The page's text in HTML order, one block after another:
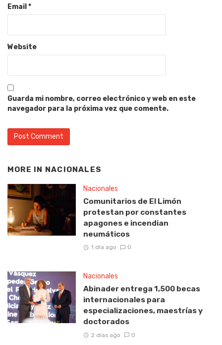
Email*
Website
Guarda mi nombre, correo electrónico y web en este
navegador para la próxima vez que comente.
MORE IN NACIONALES
Nacionales
Comunitarios de El Limón
protestan por constantes
apagones e incendian
neumáticos
1 día ago 0
Nacionales
Abinader entrega 1,500 becas
internacionales para
especializaciones, maestrías y
doctorados
2 días ago 0